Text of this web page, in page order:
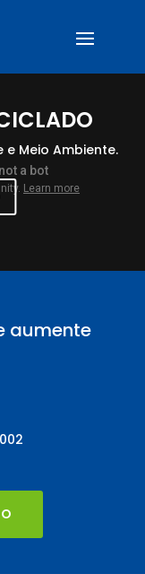
e Meio Ambiente.
aumente